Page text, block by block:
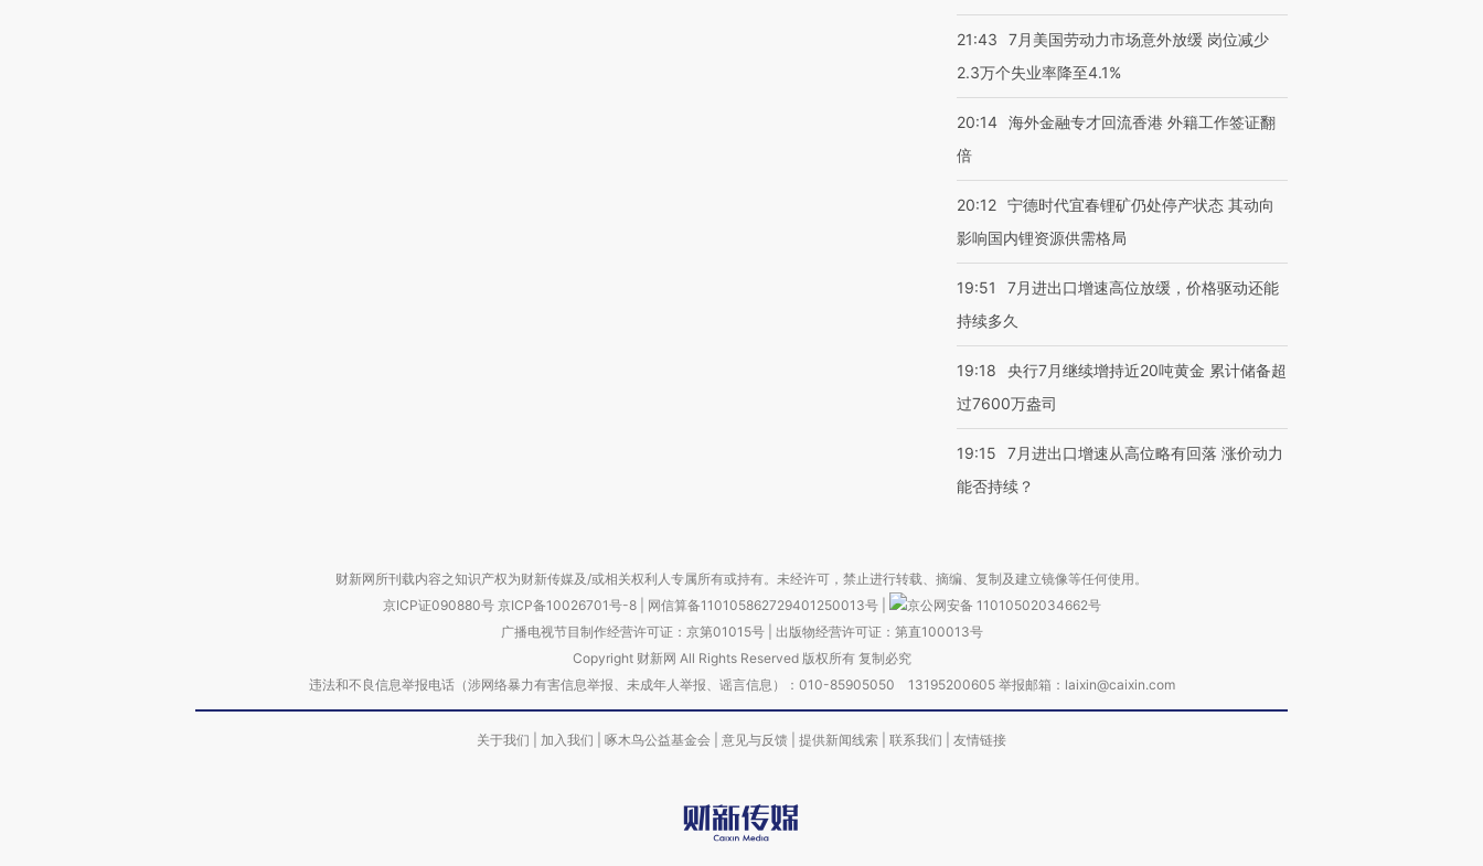
21:43
7月美国劳动力市场意外放缓 岗位减少
2.3万个失业率降至4.1%
20:14 海外金融专才回流香港 外籍工作签证翻
倍
20:12 宁德时代宜春锂矿仍处停产状态 其动向
影响国内锂资源供需格局
19:51
7月进出口增速高位放缓，价格驱动还能
持续多久
19:18
央行7月继续增持近20吨黄金 累计储备超
过7600万盎司
19:15
7月进出口增速从高位略有回落 涨价动力
能否持续？
财新网所刊载内容之知识产权为财新传媒及/或相关权利人专属所有或持有。未经许可，禁止进行转载、摘编、复制及建立镜像等任何使用。
京ICP证090880号 京ICP备10026701号-8 网信算备110105862729401250013号
京公网安备 11010502034662号
广播电视节目制作经营许可证：京第01015号| 出版物经营许可证：第直100013号
Copyright 财新网 All Rights Reserved 版权所有 复制必究
违法和不良信息举报电话（涉网络暴力有害信息举报、未成年人举报、谣言信息）：010-85905050 13195200605 举报邮箱：laixin@caixin.com
关于我们 加入我们 啄木鸟公益基金会 意见与反馈 提供新闻线索 联系我们 友情链接